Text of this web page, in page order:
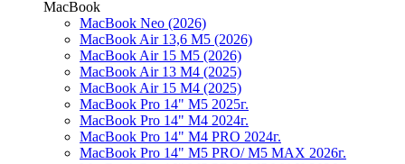
MacBook
MacBook Neo (2026)
MacBook Air 13,6 M5 (2026)
MacBook Air 15 M5 (2026)
MacBook Air 13 M4 (2025)
MacBook Air 15 M4 (2025)
MacBook Pro 14" M5 2025г.
MacBook Pro 14" M4 2024г.
MacBook Pro 14" M4 PRO 2024г.
MacBook Pro 14" M5 PRO/ M5 MAX 2026г.